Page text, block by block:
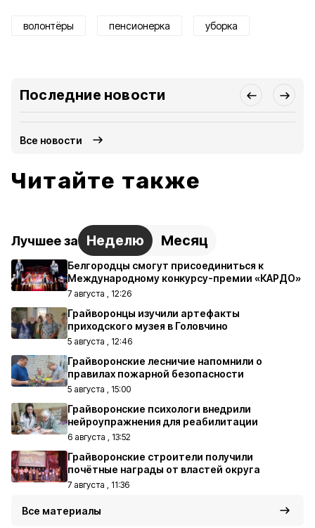
волонтёры пенсионерка уборка
Последние новости
Все новости
Читайте также
Лучшее за Неделю Месяц
Белгородцы смогут присоединиться к
Международному конкурсу-премии «КАРДО»
7 августа , 12:26
Грайворонцы изучили артефакты
приходского музея в Головчино
5 августа , 12:46
Грайворонские лесничие напомнили о
правилах пожарной безопасности
5 августа , 15:00
Грайворонские психологи внедрили
нейроупражнения для реабилитации
6 августа , 13:52
Грайворонские строители получили
почётные награды от властей округа
7 августа , 11:36
Все материалы